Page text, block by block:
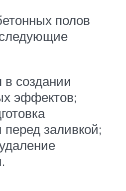
полов
в создании
эффектов;
перед заливкой;